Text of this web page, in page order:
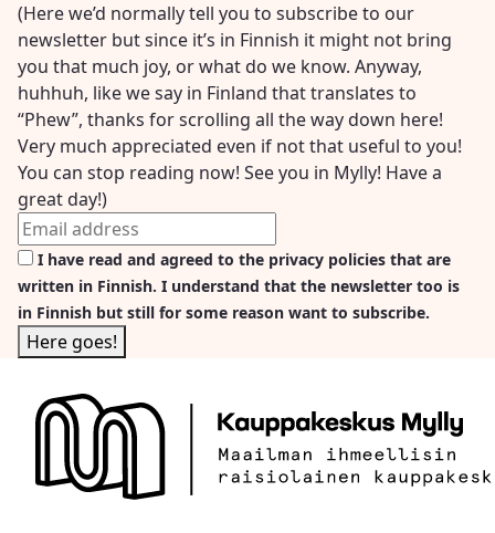
(Here we’d normally tell you to subscribe to our
newsletter but since it’s in Finnish it might not bring
you that much joy, or what do we know. Anyway,
huhhuh, like we say in Finland that translates to
“Phew”, thanks for scrolling all the way down here!
Very much appreciated even if not that useful to you!
You can stop reading now! See you in Mylly! Have a
great day!)
I have read and agreed to the privacy policies that are
written in Finnish. I understand that the newsletter too is
in Finnish but still for some reason want to subscribe.